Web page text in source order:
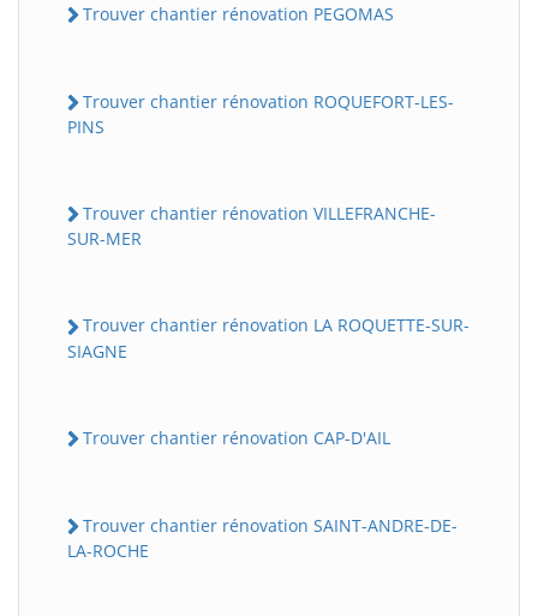
Trouver chantier rénovation PEGOMAS
Trouver chantier rénovation ROQUEFORT-LES-
PINS
Trouver chantier rénovation VILLEFRANCHE-
SUR-MER
Trouver chantier rénovation LA ROQUETTE-SUR-
SIAGNE
Trouver chantier rénovation CAP-D'AIL
Trouver chantier rénovation SAINT-ANDRE-DE-
LA-ROCHE